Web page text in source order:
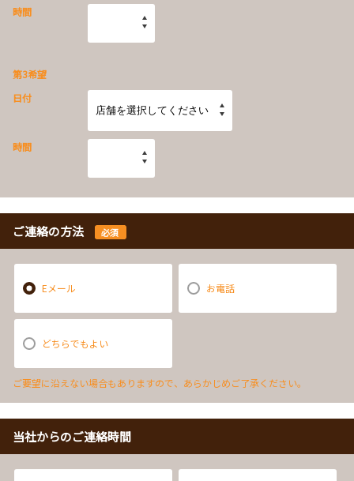
時間
第3希望
日付
時間
ご連絡の方法 必須
Eメール お電話
どちらでもよい
ご要望に沿えない場合もありますので、あらかじめご了承ください。
当社からのご連絡時間